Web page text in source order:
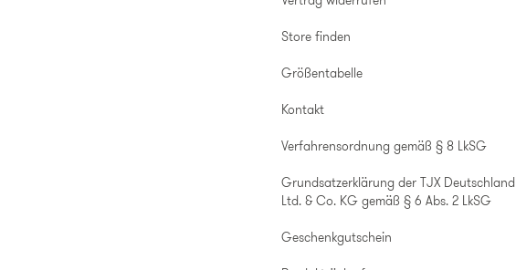
Store finden
Größentabelle
Kontakt
Verfahrensordnung gemäß § 8 LkSG
Grundsatzerklärung der TJX Deutschland
Ltd. & Co. KG gemäß § 6 Abs. 2 LkSG
Geschenkgutschein